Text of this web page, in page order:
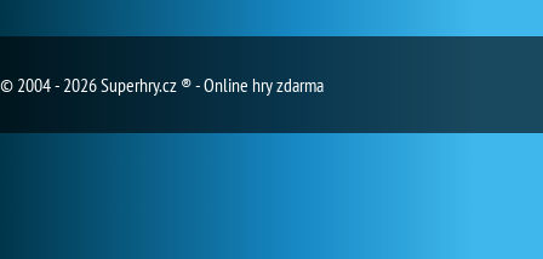
© 2004 - 2026 Superhry.cz ® - Online hry zdarma